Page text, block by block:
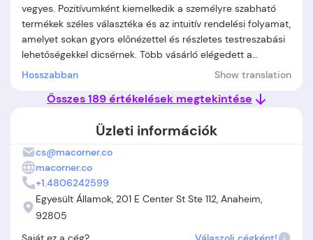
vegyes. Pozitívumként kiemelkedik a személyre szabható
termékek széles választéka és az intuitív rendelési folyamat,
amelyet sokan gyors előnézettel és részletes testreszabási
lehetőségekkel dicsérnek. Több vásárló elégedett a
termékek minőségével, a csomagolással és a barátságos,
cseréjénél. Ugyanakkor jelentős számban találkozni negatív
időre, nehezen elérhető vagy lassú ügyfélszolgálatra, illetve
kommunikációs problémákra. Néhány vásárló csalódott a
termékek minősége, a valós és online képek közti különbség,
vagy a visszatérítések, reklamációk körüli nehézségek miatt.
Összességében a Macorner.co egyedi ajándékot kínál, de
érdemes előre tájékozódni és figyelmesen olvasni a
Macorner.co vélemények-et, mivel az élmények jelentősen
Hosszabban Show translation
Összes 189 értékelések megtekintése
Üzleti információk
cs@macorner.co
macorner.co
+1.4806242599
Egyesült Államok, 201 E Center St Ste 112, Anaheim,
92805